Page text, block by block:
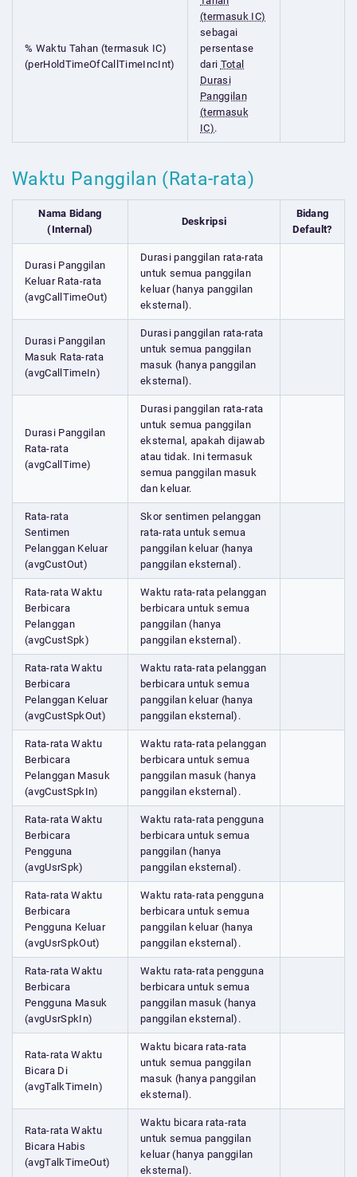
% Waktu Tahan (termasuk IC)
(perHoldTimeOfCallTimeIncInt)
(termasuk IC)
sebagai
persentase
dari Total
Durasi
Panggilan
(termasuk
IC).
Waktu Panggilan (Rata-rata)
Nama Bidang
(Internal)
Deskripsi
Bidang
Default?
Durasi Panggilan
Keluar Rata-rata
(avgCallTimeOut)
Durasi panggilan rata-rata
untuk semua panggilan
keluar (hanya panggilan
eksternal).
Durasi Panggilan
Masuk Rata-rata
(avgCallTimeIn)
Durasi panggilan rata-rata
untuk semua panggilan
masuk (hanya panggilan
eksternal).
Durasi Panggilan
Rata-rata
(avgCallTime)
Durasi panggilan rata-rata
untuk semua panggilan
eksternal, apakah dijawab
atau tidak. Ini termasuk
semua panggilan masuk
dan keluar.
Rata-rata
Sentimen
Pelanggan Keluar
(avgCustOut)
Skor sentimen pelanggan
rata-rata untuk semua
panggilan keluar (hanya
panggilan eksternal).
Rata-rata Waktu
Berbicara
Pelanggan
(avgCustSpk)
Waktu rata-rata pelanggan
berbicara untuk semua
panggilan (hanya
panggilan eksternal).
Rata-rata Waktu
Berbicara
Pelanggan Keluar
(avgCustSpkOut)
Waktu rata-rata pelanggan
berbicara untuk semua
panggilan keluar (hanya
panggilan eksternal).
Rata-rata Waktu
Berbicara
Pelanggan Masuk
(avgCustSpkIn)
Waktu rata-rata pelanggan
berbicara untuk semua
panggilan masuk (hanya
panggilan eksternal).
Rata-rata Waktu
Berbicara
Pengguna
(avgUsrSpk)
Waktu rata-rata pengguna
berbicara untuk semua
panggilan (hanya
panggilan eksternal).
Rata-rata Waktu
Berbicara
Pengguna Keluar
(avgUsrSpkOut)
Waktu rata-rata pengguna
berbicara untuk semua
panggilan keluar (hanya
panggilan eksternal).
Rata-rata Waktu
Berbicara
Pengguna Masuk
(avgUsrSpkIn)
Waktu rata-rata pengguna
berbicara untuk semua
panggilan masuk (hanya
panggilan eksternal).
Rata-rata Waktu
Bicara Di
(avgTalkTimeIn)
Waktu bicara rata-rata
untuk semua panggilan
masuk (hanya panggilan
eksternal).
Rata-rata Waktu
Bicara Habis
(avgTalkTimeOut)
Waktu bicara rata-rata
untuk semua panggilan
keluar (hanya panggilan
eksternal).